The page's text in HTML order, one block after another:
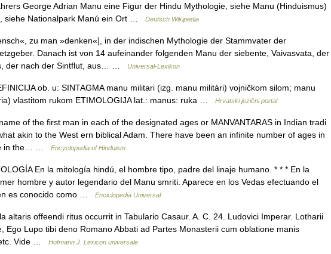
George Adrian Manu eine Figur der Hindu Mythologie, siehe Manu (Hinduismus)
siehe Nationalpark Manú ein Ort …
Deutsch Wikipedia
zu man »denken«], in der indischen Mythologie der Stammvater der
Danach ist von 14 aufeinander folgenden Manu der siebente, Vaivasvata, der
der nach der Sintflut, aus… …
Universal-Lexikon
ob. u: SINTAGMA manu militari (izg. manu militári) vojničkom silom; manu
vlastitom rukom ETIMOLOGIJA lat.: manus: ruka …
Hrvatski jezični portal
of the first man in each of the designated ages or MANVANTARAS in Indian tradi
akin to the West ern biblical Adam. There have been an infinite number of ages in
in the… …
Encyclopedia of Hinduism
En la mitología hindú, el hombre tipo, padre del linaje humano. * * * En la
hombre y autor legendario del Manu smriti. Aparece en los Vedas efectuando el
es conocido como …
Enciclopedia Universal
altaris offeendi ritus occurrit in Tabulario Casaur. A. C. 24. Ludovici Imperar. Lotharii
Ego Lupo tibi deno Romano Abbati ad Partes Monasterii cum oblatione manis
Vide …
Hofmann J. Lexicon universale